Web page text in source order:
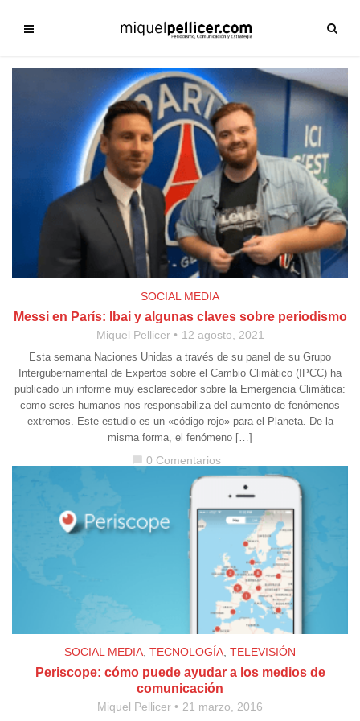
SOCIAL MEDIA
Messi en París: Ibai y algunas claves sobre periodismo
Miquel Pellicer 12 agosto, 2021
Esta semana Naciones Unidas a través de su panel de su Grupo
Intergubernamental de Expertos sobre el Cambio Climático (IPCC) ha
publicado un informe muy esclarecedor sobre la Emergencia Climática:
como seres humanos nos responsabiliza del aumento de fenómenos
extremos. Este estudio es un «código rojo» para el Planeta. De la
misma forma, el fenómeno […]
chat_bubble 0 Comentarios
SOCIAL MEDIA, TECNOLOGÍA, TELEVISIÓN
Periscope: cómo puede ayudar a los medios de
comunicación
Miquel Pellicer 21 marzo, 2016